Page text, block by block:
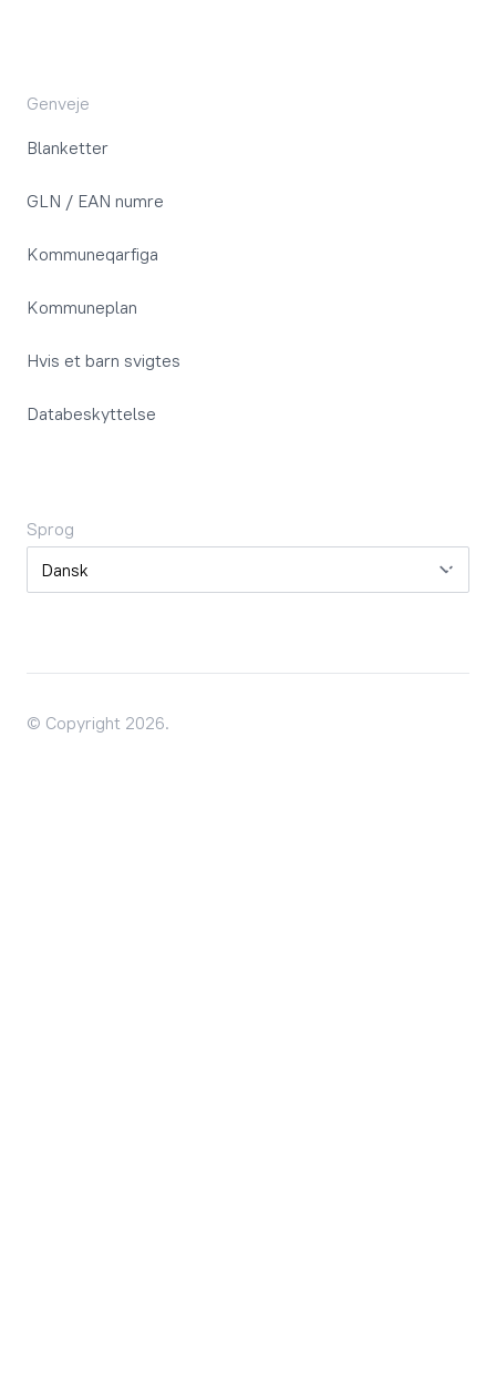
Genveje
Blanketter
GLN / EAN numre
Kommuneqarfiga
Kommuneplan
Hvis et barn svigtes
Databeskyttelse
Sprog
Sprog
© Copyright 2026.